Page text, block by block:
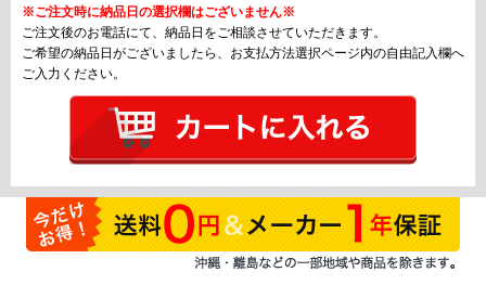
※ご注文時に納品日の選択欄はございません※
ご注文後のお電話にて、納品日をご相談させていただきます。
ご希望の納品日がございましたら、お支払方法選択ページ内の自由記入欄へ
ご入力ください。